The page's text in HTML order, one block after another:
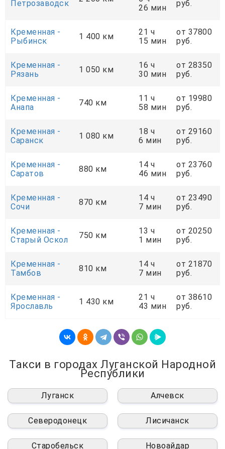
Петрозаводск
26 мин
руб.
Кременная -
Рыбинск
1 400 км
21 ч
15 мин
от 37800
руб.
Кременная -
Рязань
1 050 км
16 ч
30 мин
от 28350
руб.
Кременная -
Анапа
740 км
11 ч
58 мин
от 19980
руб.
Кременная -
Саранск
1 080 км
18 ч
6 мин
от 29160
руб.
Кременная -
Саратов
880 км
14 ч
46 мин
от 23760
руб.
Кременная -
Сочи
870 км
14 ч
7 мин
от 23490
руб.
Кременная -
Старый Оскол
750 км
13 ч
1 мин
от 20250
руб.
Кременная -
Тамбов
810 км
14 ч
7 мин
от 21870
руб.
Кременная -
Ярославль
1 430 км
21 ч
43 мин
от 38610
руб.
Такси в городах Луганской Народной
Республики
Луганск Алчевск
Северодонецк Лисичанск
Старобельск Новоайдар